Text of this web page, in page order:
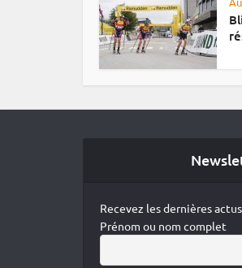
Recevez les dernières
Prénom ou nom complet